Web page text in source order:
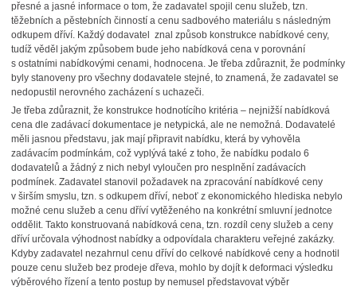
přesné a jasné informace o tom, že zadavatel spojil cenu služeb, tzn.
těžebních a pěstebních činností a cenu sadbového materiálu s následným
odkupem dříví. Každý dodavatel znal způsob konstrukce nabídkové ceny,
tudíž věděl jakým způsobem bude jeho nabídková cena v porovnání
s ostatními nabídkovými cenami, hodnocena. Je třeba zdůraznit, že podmínky
byly stanoveny pro všechny dodavatele stejné, to znamená, že zadavatel se
nedopustil nerovného zacházení s uchazeči.
Je třeba zdůraznit, že konstrukce hodnotícího kritéria – nejnižší nabídková
cena dle zadávací dokumentace je netypická, ale ne nemožná. Dodavatelé
měli jasnou představu, jak mají připravit nabídku, která by vyhověla
zadávacím podmínkám, což vyplývá také z toho, že nabídku podalo 6
dodavatelů a žádný z nich nebyl vyloučen pro nesplnění zadávacích
podmínek. Zadavatel stanovil požadavek na zpracování nabídkové ceny
v širším smyslu, tzn. s odkupem dříví, neboť z ekonomického hlediska nebylo
možné cenu služeb a cenu dříví vytěženého na konkrétní smluvní jednotce
oddělit. Takto konstruovaná nabídková cena, tzn. rozdíl ceny služeb a ceny
dříví určovala výhodnost nabídky a odpovídala charakteru veřejné zakázky.
Kdyby zadavatel nezahrnul cenu dříví do celkové nabídkové ceny a hodnotil
pouze cenu služeb bez prodeje dřeva, mohlo by dojít k deformaci výsledku
výběrového řízení a tento postup by nemusel představovat výběr